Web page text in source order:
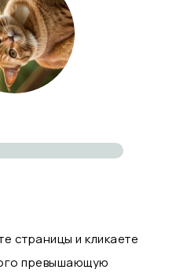
страницы и кликаете
превышающую